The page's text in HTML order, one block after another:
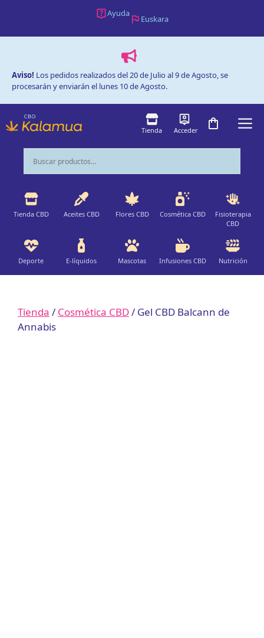
contenido
Ayuda
Euskara
Aviso! Los pedidos realizados del 20 de Julio al 9 de Agosto, se
procesarán y enviarán el lunes 10 de Agosto.
Acceder
Tienda
Tienda CBD Aceites CBD Flores CBD Cosmética CBD
Fisioterapia
CBD
Deporte E-líquidos Mascotas Infusiones CBD Nutrición
Tienda / Cosmética CBD/ Gel CBD Balcann de
Annabis